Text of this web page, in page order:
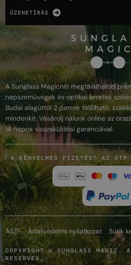
ÜZENETÍRÁS
A Sunglass Magicnél megtalálhatod
napszemüvegek és optikai keretek
Budai alagúttól 2 percre található,
mindenkit. Vásárolj nálunk online az
14 napos visszaküldési garanciával.
A KÉNYELMES FIZETÉST AZ
ÁSZF Adatvédelmi nyilatkozat Sütik
COPYRIGHT © SUNGLASS MAGIC.
RESERVED.